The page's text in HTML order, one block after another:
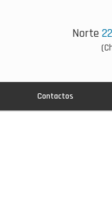
Norte
Contactos